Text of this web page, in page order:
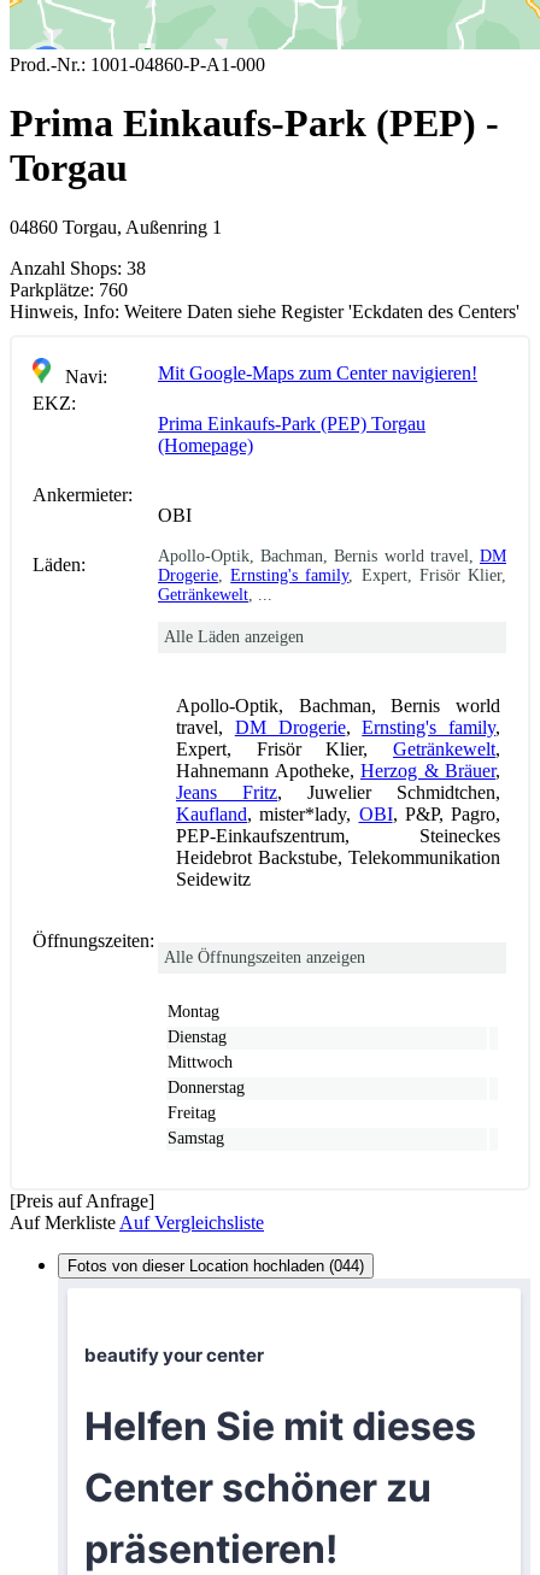
Prod.-Nr.: 1001-04860-P-A1-000
Prima Einkaufs-Park (PEP) -
Torgau
04860 Torgau, Außenring 1
Anzahl Shops: 38
Parkplätze: 760
Hinweis, Info: Weitere Daten siehe Register 'Eckdaten des Centers'
Navi:
Mit Google-Maps zum Center navigieren!
EKZ:
Prima Einkaufs-Park (PEP) Torgau
(Homepage)
Ankermieter:
OBI
Läden: Apollo-Optik, Bachman, Bernis world travel, DM
Drogerie ,Ernsting's family, Expert, Frisör Klier,
Getränkewelt
Alle Läden anzeigen
Apollo-Optik, Bachman, Bernis world
travel, DM Drogerie,Ernsting's family,
Expert, Frisör Klier, Getränkewelt,
Hahnemann Apotheke, Herzog & Bräuer,
Jeans Fritz, Juwelier Schmidtchen,
Kaufland, mister*lady, OBI, P&P, Pagro,
PEP-Einkaufszentrum, Steineckes
Heidebrot Backstube, Telekommunikation
Seidewitz
Öffnungszeiten:
Alle Öffnungszeiten anzeigen
Montag
Dienstag
Mittwoch
Donnerstag
Freitag
Samstag
[Preis auf Anfrage]
Auf Merkliste Auf Vergleichsliste
Fotos von dieser Location hochladen (044)